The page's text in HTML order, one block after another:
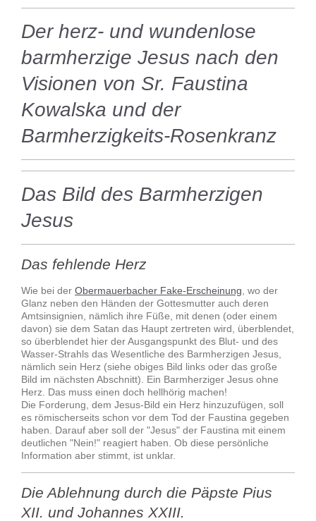
Der herz- und wundenlose
barmherzige Jesus nach den
Visionen von Sr. Faustina
Kowalska und der
Barmherzigkeits-Rosenkranz
Das Bild des Barmherzigen
Jesus
Das fehlende Herz
Wie bei der Obermauerbacher Fake-Erscheinung , wo der
Glanz neben den Händen der Gottesmutter auch deren
Amtsinsignien, nämlich ihre Füße, mit denen (oder einem
davon) sie dem Satan das Haupt zertreten wird, überblendet,
so überblendet hier der Ausgangspunkt des Blut- und des
Wasser-Strahls das Wesentliche des Barmherzigen Jesus,
nämlich sein Herz (siehe obiges Bild links oder das große
Bild im nächsten Abschnitt). Ein Barmherziger Jesus ohne
Herz. Das muss einen doch hellhörig machen!
Die Forderung, dem Jesus-Bild ein Herz hinzuzufügen, soll
es römischerseits schon vor dem Tod der Faustina gegeben
haben. Darauf aber soll der "Jesus" der Faustina mit einem
deutlichen "Nein!" reagiert haben. Ob diese persönliche
Information aber stimmt, ist unklar.
Die Ablehnung durch die Päpste Pius
XII. und Johannes XXIII.